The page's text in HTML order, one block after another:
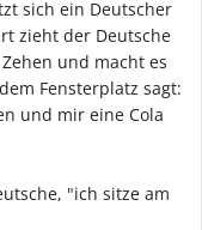
sich ein Deutscher
zieht der Deutsche
und macht es
Fensterplatz sagt:
und mir eine Cola
"ich sitze am